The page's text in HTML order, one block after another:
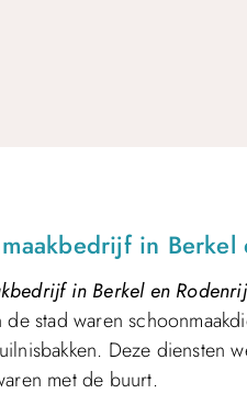
in Berkel
in Berkel en
stad waren
Deze diensten
met de buurt.